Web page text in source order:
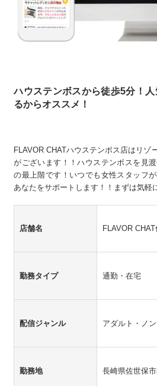
ハウステンボスから徒歩5分！
るからオススメ！
FLAVOR CHATハウステンボス店はリゾ
がございます！！ハウステンボスを見
の最上階です！いつでも女性スタッフ
あなたをサポートします！！まずは気軽
店舗名 FLAVOR
勤務タイプ 通勤・在宅
配信ジャンル アダルト・ノ
勤務地 長崎県佐世保